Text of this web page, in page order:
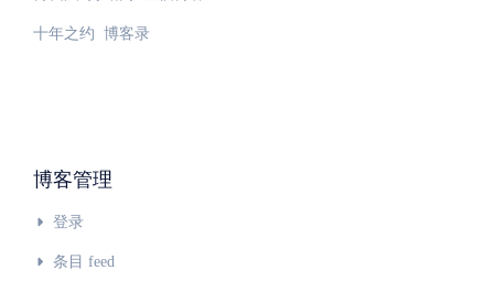
十年之约 博客录
博客管理
登录
条目 feed